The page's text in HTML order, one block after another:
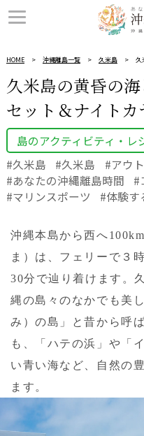
HOME 沖縄離島一覧 久米島 久
久米島の黄昏の
セット＆ナイトカ
島のアクティビティ・レ
久米島
久米島 アウ
あなたの沖縄離島時間
マリンスポーツ
体験す
沖縄本島から西へ
ま）は、フェリーで３
30分で辿り着けます。
縄の島々のなかでも美
み）の島」と昔から呼
も、「ハテの浜」や「
い青い海など、自然の
ます。